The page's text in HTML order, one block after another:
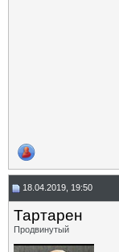
18.04.2019, 19:50
Тартарен
Продвинутый